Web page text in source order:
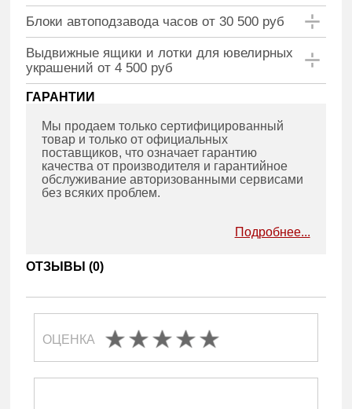
Блоки автоподзавода часов от 30 500 руб
Выдвижные ящики и лотки для ювелирных
украшений от 4 500 руб
ГАРАНТИИ
Мы продаем только сертифицированный
товар и только от официальных
поставщиков, что означает гарантию
качества от производителя и гарантийное
обслуживание авторизованными сервисами
без всяких проблем.
Подробнее...
ОТЗЫВЫ (0)
ОЦЕНКА